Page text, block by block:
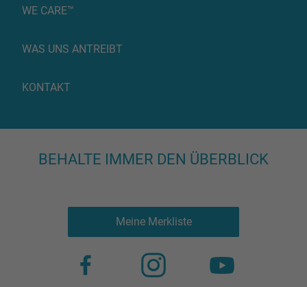
WE CARE™
WAS UNS ANTREIBT
KONTAKT
BEHALTE IMMER DEN ÜBERBLICK
Meine Merkliste